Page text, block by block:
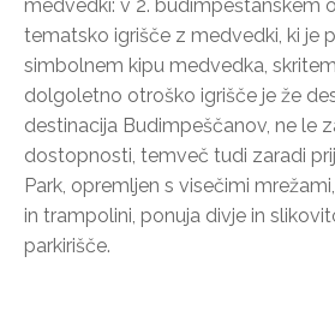
medvedki: v 2. budimpeštanskem
tematsko igrišče z medvedki, ki je
simbolnem kipu medvedka,
dolgoletno otroško igrišče je že
destinacija Budimpeščanov, ne le
dostopnosti, temveč tudi zaradi
Park, opremljen s visečimi
in trampolini, ponuja divje in
parkirišče.